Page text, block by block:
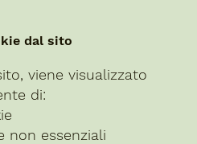
dal sito
viene visualizzato
di:
non essenziali